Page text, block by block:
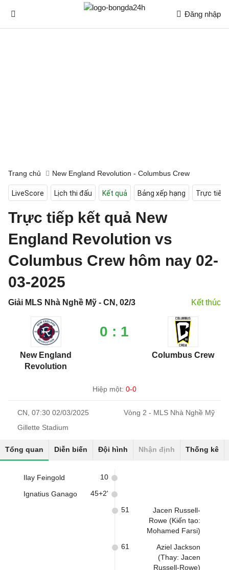
Đăng nhập
Trang chủ New England Revolution - Columbus Crew
LiveScore Lịch thi đấu Kết quả Bảng xếp hạng Trực tiếp
Trực tiếp kết quả New
England Revolution vs
Columbus Crew hôm nay 02-
03-2025
Giải MLS Nhà Nghề Mỹ - CN, 02/3 Kết thúc
New England
Revolution
0 : 1
Columbus Crew
Hiệp một: 0-0
CN, 07:30 02/03/2025
Vòng 2 - MLS Nhà Nghề Mỹ
Gillette Stadium
Tổng quan Diễn biến Đội hình Nhận định Thống kê
Ilay Feingold 10
Ignatius Ganago 45+2'
Jacen Russell-
Rowe (Kiến tạo:
Mohamed Farsi)
51
Aziel Jackson
(Thay: Jacen
Russell-Rowe)
61